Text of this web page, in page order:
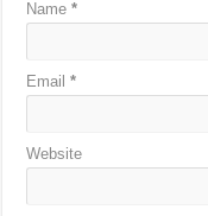
Name*
Email*
Website